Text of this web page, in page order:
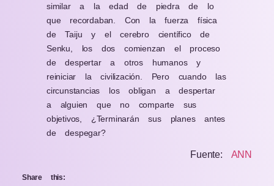
similar a la edad de piedra de lo
que recordaban. Con la fuerza física
de Taiju y el cerebro científico de
Senku, los dos comienzan el proceso
de despertar a otros humanos y
reiniciar la civilización. Pero cuando las
circunstancias los obligan a despertar
a alguien que no comparte sus
objetivos, ¿Terminarán sus planes antes
de despegar?
Fuente: ANN
Share this: